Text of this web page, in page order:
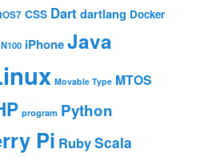
CSS Dart dartlang Docker
iPhoneJava
Movable Type MTOS
program Python
Pi RubyScala